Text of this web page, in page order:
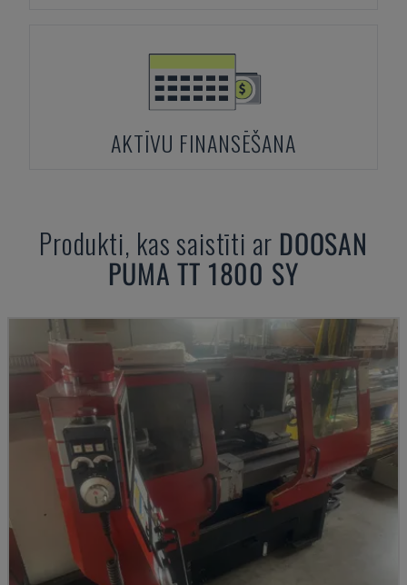
AKTĪVU FINANSĒŠANA
Produkti, kas saistīti ar DOOSAN
PUMA TT 1800 SY